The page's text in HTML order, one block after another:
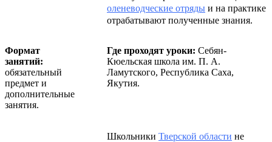
оленеводческие отряды и на практике
отрабатывают полученные знания.
Формат
занятий:
обязательный
предмет и
дополнительные
занятия.
Где проходят уроки: Себян-
Кюельская школа им. П. А.
Ламутского, Республика Саха,
Якутия.
Школьники Тверской области не